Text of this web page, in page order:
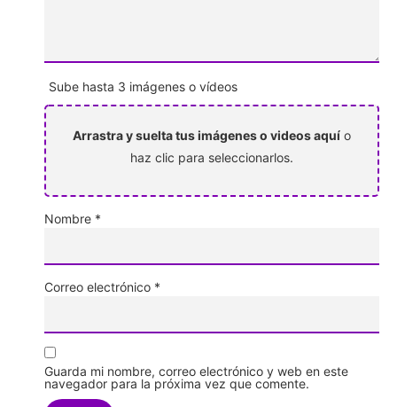
Sube hasta 3 imágenes o vídeos
Arrastra y suelta tus imágenes o videos aquí o
haz clic para seleccionarlos.
Nombre *
Correo electrónico *
Guarda mi nombre, correo electrónico y web en este
navegador para la próxima vez que comente.